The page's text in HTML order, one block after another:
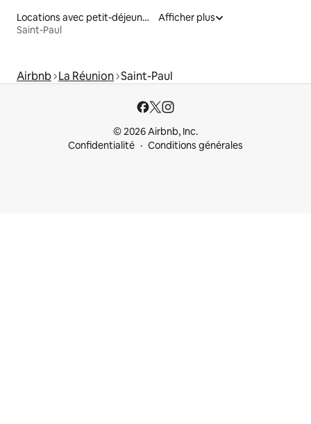
Locations avec petit-déjeuner
Saint-Paul
Afficher plus
Airbnb La Réunion Saint-Paul
© 2026 Airbnb, Inc.
Confidentialité
Conditions générales